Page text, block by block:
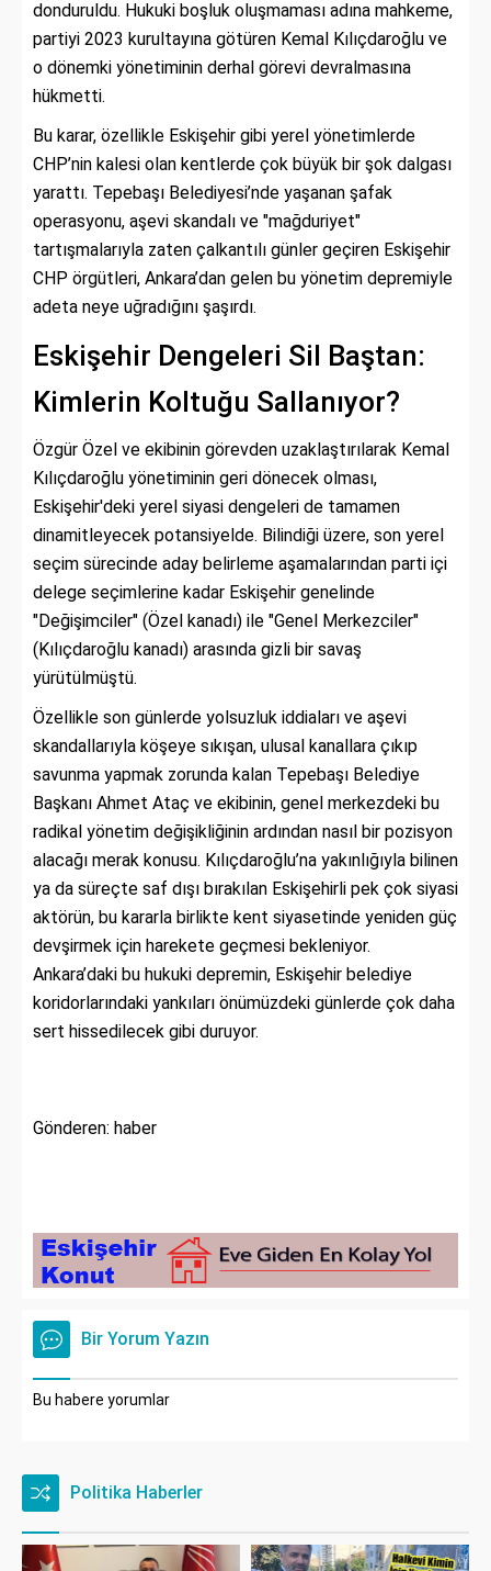
donduruldu. Hukuki boşluk oluşmaması adına mahkeme,
partiyi 2023 kurultayına götüren Kemal Kılıçdaroğlu ve
o dönemki yönetiminin derhal görevi devralmasına
hükmetti.
Bu karar, özellikle Eskişehir gibi yerel yönetimlerde
CHP’nin kalesi olan kentlerde çok büyük bir şok dalgası
yarattı. Tepebaşı Belediyesi’nde yaşanan şafak
operasyonu, aşevi skandalı ve "mağduriyet"
tartışmalarıyla zaten çalkantılı günler geçiren Eskişehir
CHP örgütleri, Ankara’dan gelen bu yönetim depremiyle
adeta neye uğradığını şaşırdı.
Eskişehir Dengeleri Sil Baştan:
Kimlerin Koltuğu Sallanıyor?
Özgür Özel ve ekibinin görevden uzaklaştırılarak Kemal
Kılıçdaroğlu yönetiminin geri dönecek olması,
Eskişehir'deki yerel siyasi dengeleri de tamamen
dinamitleyecek potansiyelde. Bilindiği üzere, son yerel
seçim sürecinde aday belirleme aşamalarından parti içi
delege seçimlerine kadar Eskişehir genelinde
"Değişimciler" (Özel kanadı) ile "Genel Merkezciler"
(Kılıçdaroğlu kanadı) arasında gizli bir savaş
yürütülmüştü.
Özellikle son günlerde yolsuzluk iddiaları ve aşevi
skandallarıyla köşeye sıkışan, ulusal kanallara çıkıp
savunma yapmak zorunda kalan Tepebaşı Belediye
Başkanı Ahmet Ataç ve ekibinin, genel merkezdeki bu
radikal yönetim değişikliğinin ardından nasıl bir pozisyon
alacağı merak konusu. Kılıçdaroğlu’na yakınlığıyla bilinen
ya da süreçte saf dışı bırakılan Eskişehirli pek çok siyasi
aktörün, bu kararla birlikte kent siyasetinde yeniden güç
devşirmek için harekete geçmesi bekleniyor.
Ankara’daki bu hukuki depremin, Eskişehir belediye
koridorlarındaki yankıları önümüzdeki günlerde çok daha
sert hissedilecek gibi duruyor.
Gönderen: haber
Bir Yorum Yazın
Bu habere yorumlar
Politika Haberler